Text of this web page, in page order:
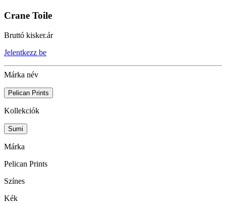
Crane Toile
Bruttó kisker.ár
Jelentkezz be
Márka név
Pelican Prints
Kollekciók
Sumi
Márka
Pelican Prints
Színes
Kék